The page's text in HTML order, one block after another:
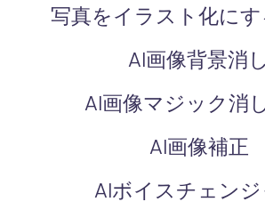
写真をイラスト化に
AI画像背景消し
AI画像マジック消
AI画像補正
AIボイスチェン